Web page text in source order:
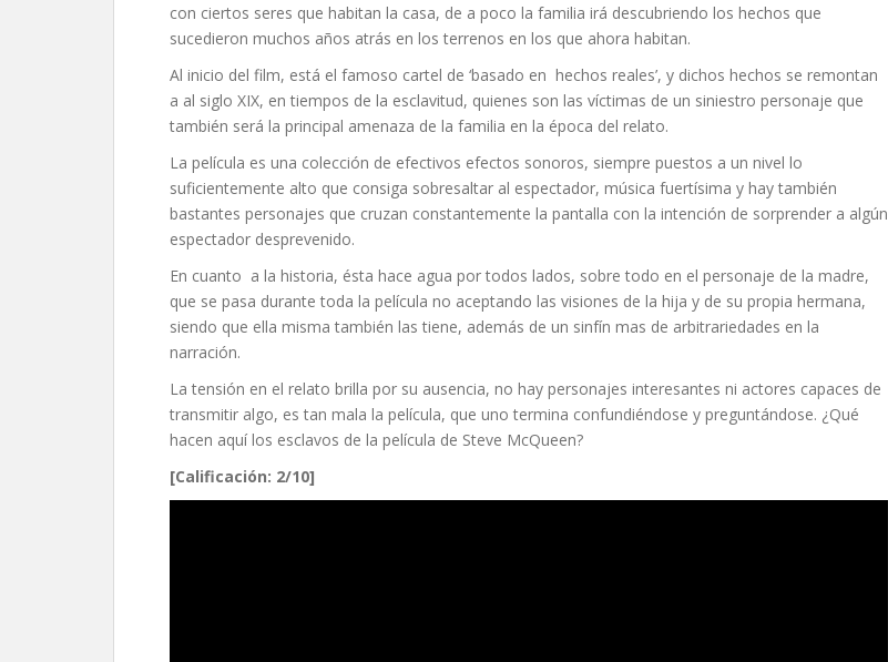
con ciertos seres que habitan la casa, de a poco la familia irá descubriendo los hechos que
sucedieron muchos años atrás en los terrenos en los que ahora habitan.
Al inicio del film, está el famoso cartel de ‘basado en hechos reales’, y dichos hechos se remontan
a al siglo XIX, en tiempos de la esclavitud, quienes son las víctimas de un siniestro personaje que
también será la principal amenaza de la familia en la época del relato.
La película es una colección de efectivos efectos sonoros, siempre puestos a un nivel lo
suficientemente alto que consiga sobresaltar al espectador, música fuertísima y hay también
bastantes personajes que cruzan constantemente la pantalla con la intención de sorprender a algún
espectador desprevenido.
En cuanto a la historia, ésta hace agua por todos lados, sobre todo en el personaje de la madre,
que se pasa durante toda la película no aceptando las visiones de la hija y de su propia hermana,
siendo que ella misma también las tiene, además de un sinfín mas de arbitrariedades en la
narración.
La tensión en el relato brilla por su ausencia, no hay personajes interesantes ni actores capaces de
transmitir algo, es tan mala la película, que uno termina confundiéndose y preguntándose. ¿Qué
hacen aquí los esclavos de la película de Steve McQueen?
[Calificación: 2/10]